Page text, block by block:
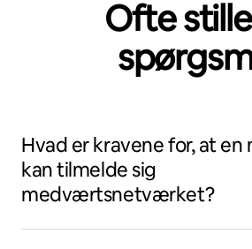
Ofte
Hvad er kravene for, at
kan tilmelde sig
medværtsnetværket?